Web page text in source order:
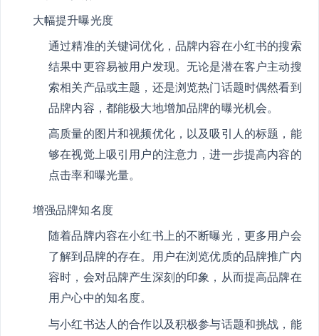
大幅提升曝光度
通过精准的关键词优化，品牌内容在小红书的搜索
结果中更容易被用户发现。无论是潜在客户主动搜
索相关产品或主题，还是浏览热门话题时偶然看到
品牌内容，都能极大地增加品牌的曝光机会。
高质量的图片和视频优化，以及吸引人的标题，能
够在视觉上吸引用户的注意力，进一步提高内容的
点击率和曝光量。
增强品牌知名度
随着品牌内容在小红书上的不断曝光，更多用户会
了解到品牌的存在。用户在浏览优质的品牌推广内
容时，会对品牌产生深刻的印象，从而提高品牌在
用户心中的知名度。
与小红书达人的合作以及积极参与话题和挑战，能